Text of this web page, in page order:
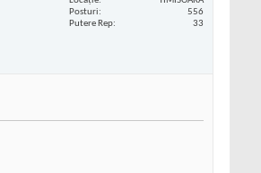
Posturi
556
Putere Rep
33